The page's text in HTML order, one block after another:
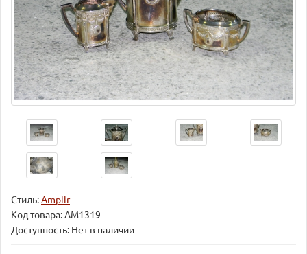
Стиль:Ampiir
Код товара:AM1319
Доступность: Нет в наличии